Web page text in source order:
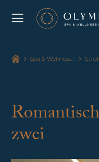
Spa & Wellness Hotel Olympia
zwei